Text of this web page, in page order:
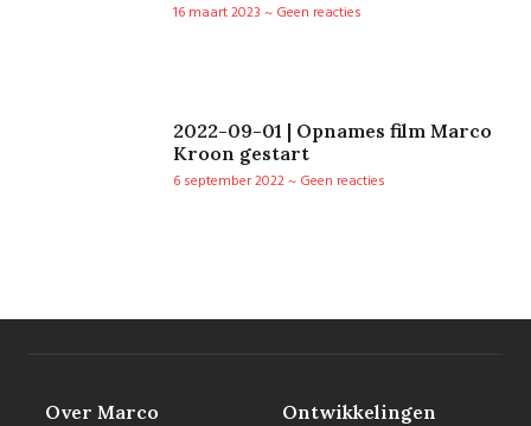
16 maart 2023
Geen reacties
2022-09-01 | Opnames film Marco
Kroon gestart
6 september 2022
Geen reacties
Over Marco Ontwikkelingen